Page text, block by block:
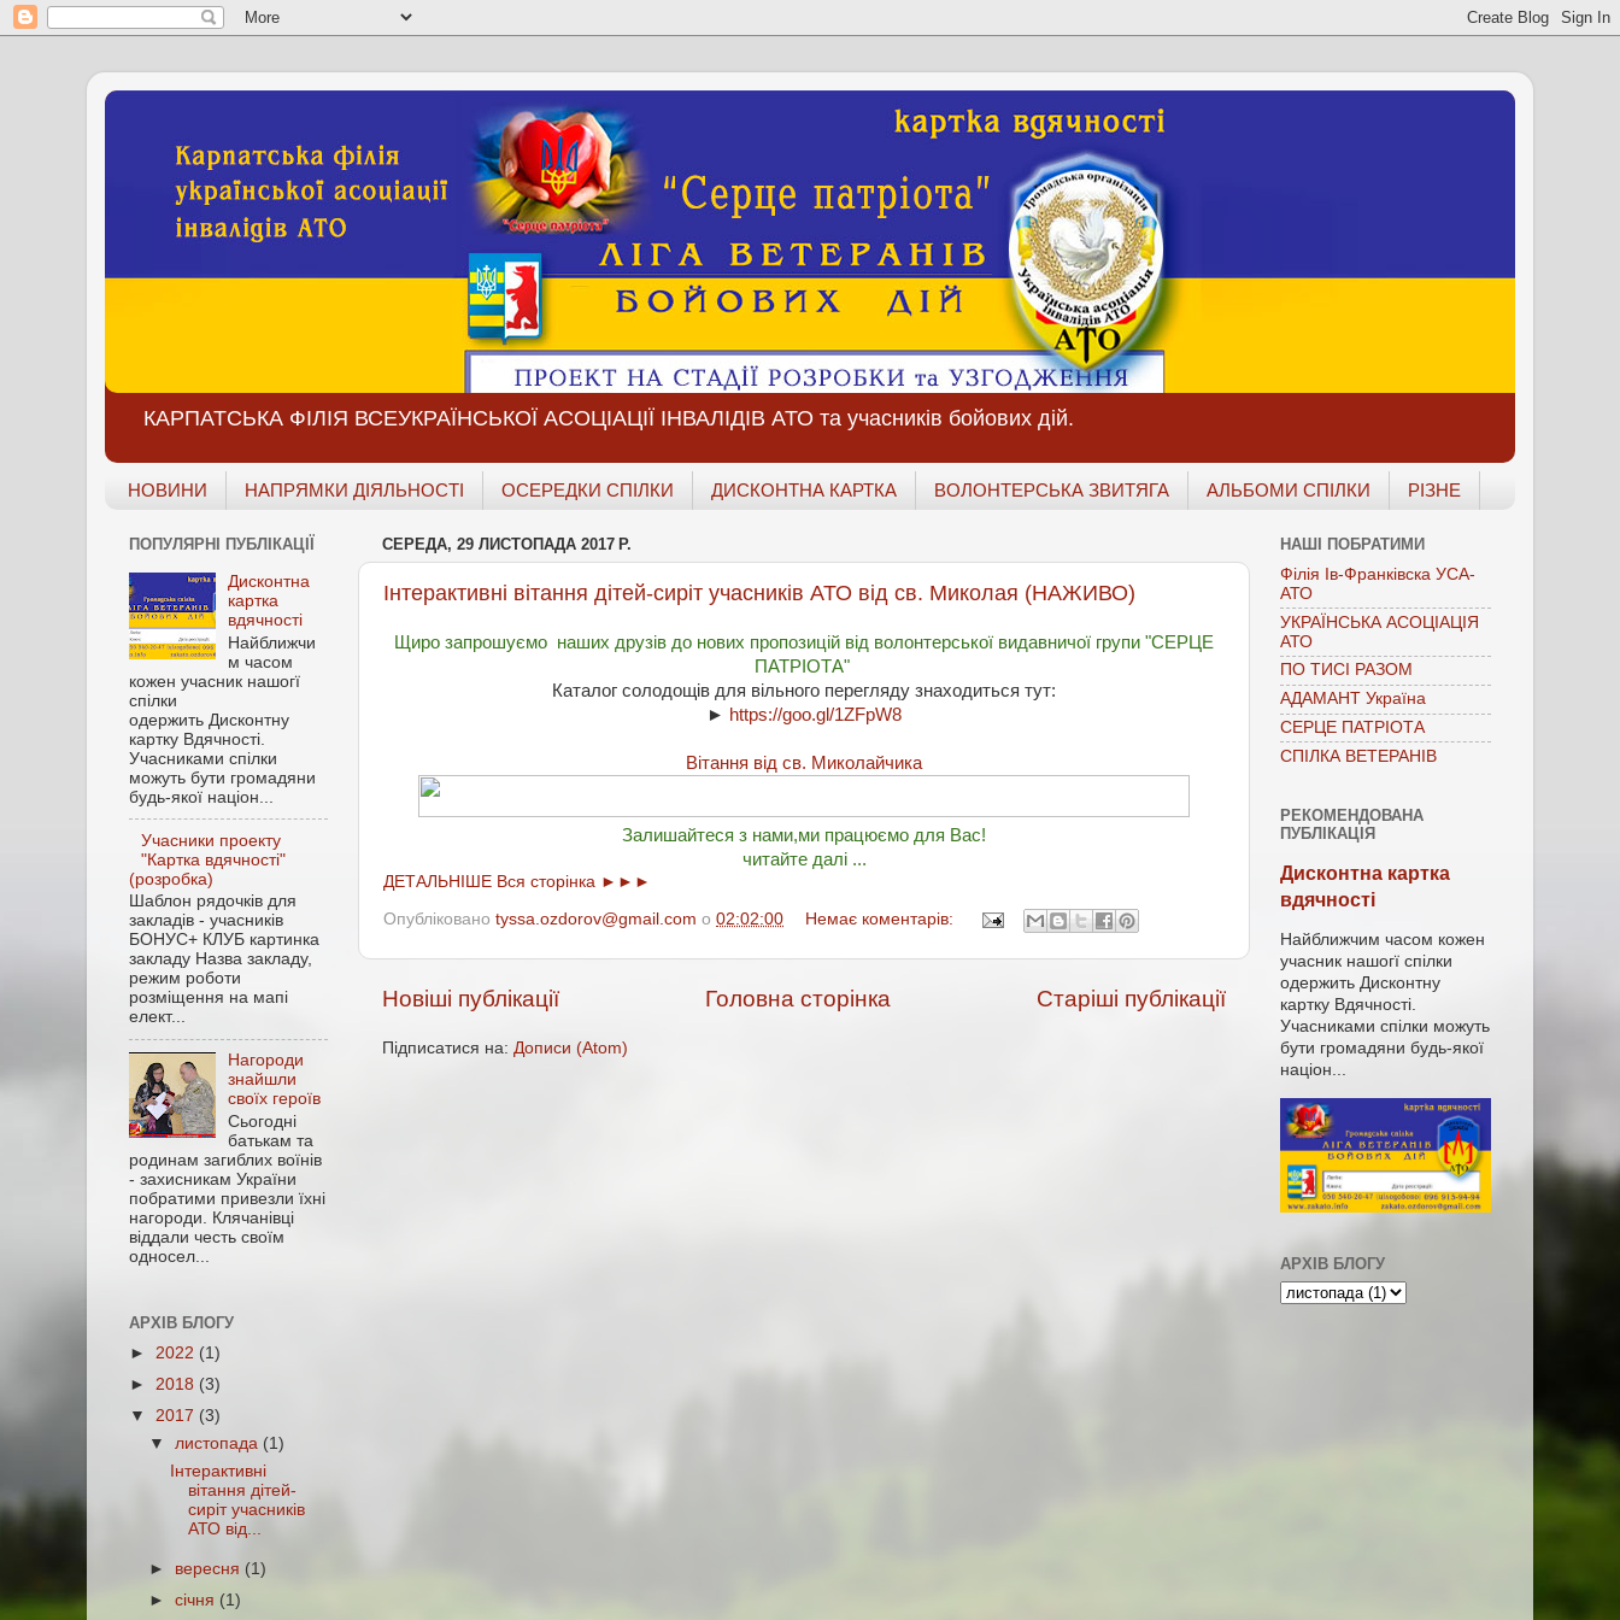
КАРПАТСЬКА ФІЛІЯ ВСЕУКРАЇНСЬКОЇ АСОЦІАЦІЇ ІНВАЛІДІВ АТО та учасників бойових дій.
НОВИНИ НАПРЯМКИ ДІЯЛЬНОСТІ ОСЕРЕДКИ СПІЛКИ ДИСКОНТНА КАРТКА ВОЛОНТЕРСЬКА ЗВИТЯГА АЛЬБОМИ СПІЛКИ РІЗНЕ
СЕРЕДА, 29 ЛИСТОПАДА 2017 Р.
Інтерактивні вітання дітей-сиріт учасників АТО від св. Миколая (НАЖИВО)
Щиро запрошуємо наших друзів до нових пропозицій від волонтерської видавничої групи "СЕРЦЕ
ПАТРІОТА"
Каталог солодощів для вільного перегляду знаходиться тут:
► https://goo.gl/1ZFpW8
Вітання від св. Миколайчика
Залишайтеся з нами,ми працюємо для Вас!
читайте далі ...
ДЕТАЛЬНІШЕ Вся сторінка ►►►
Опубліковано tyssa.ozdorov@gmail.com о 02:02:00 Немає коментарів:
Новіші публікації Старіші публікації
Головна сторінка
Підписатися на: Дописи (Atom)
ПОПУЛЯРНІ ПУБЛІКАЦІЇ
Дисконтна
картка
вдячності
Найближчи
м часом
кожен учасник нашогї
спілки
одержить Дисконтну
картку Вдячності.
Учасниками спілки
можуть бути громадяни
будь-якої націон...
Учасники проекту
"Картка вдячності"
(розробка)
Шаблон рядочків для
закладів - учасників
БОНУС+ КЛУБ картинка
закладу Назва закладу,
режим роботи
розміщення на мапі
елект...
Нагороди
знайшли
своїх героїв
Сьогодні
батькам та
родинам загиблих воїнів
- захисникам України
побратими привезли їхні
нагороди. Клячанівці
віддали честь своїм
односел...
АРХІВ БЛОГУ
► 2022 (1)
► 2018 (3)
▼ 2017 (3)
▼листопада (1)
Інтерактивні
вітання дітей-
сиріт учасників
АТО від...
► вересня (1)
►січня (1)
НАШІ ПОБРАТИМИ
Філія Ів-Франківска УСА-
АТО
УКРАЇНСЬКА АСОЦІАЦІЯ
АТО
ПО ТИСІ РАЗОМ
АДАМАНТ Україна
СЕРЦЕ ПАТРІОТА
СПІЛКА ВЕТЕРАНІВ
РЕКОМЕНДОВАНА
ПУБЛІКАЦІЯ
Дисконтна картка
вдячності
Найближчим часом кожен
учасник нашогї спілки
одержить Дисконтну
картку Вдячності.
Учасниками спілки можуть
бути громадяни будь-якої
націон...
АРХІВ БЛОГУ